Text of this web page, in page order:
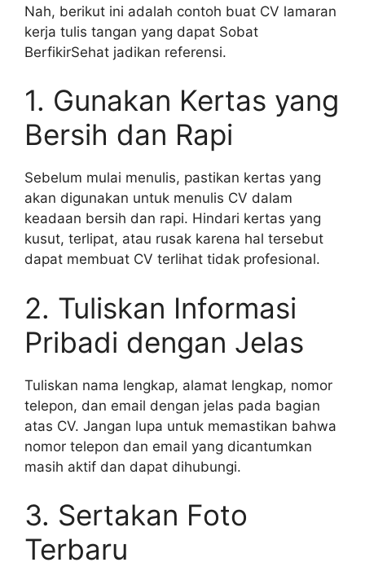
Nah, berikut ini adalah contoh buat CV lamaran
kerja tulis tangan yang dapat Sobat
BerfikirSehat jadikan referensi.
1. Gunakan Kertas yang
Bersih dan Rapi
Sebelum mulai menulis, pastikan kertas yang
akan digunakan untuk menulis CV dalam
keadaan bersih dan rapi. Hindari kertas yang
kusut, terlipat, atau rusak karena hal tersebut
dapat membuat CV terlihat tidak profesional.
2. Tuliskan Informasi
Pribadi dengan Jelas
Tuliskan nama lengkap, alamat lengkap, nomor
telepon, dan email dengan jelas pada bagian
atas CV. Jangan lupa untuk memastikan bahwa
nomor telepon dan email yang dicantumkan
masih aktif dan dapat dihubungi.
3. Sertakan Foto
Terbaru